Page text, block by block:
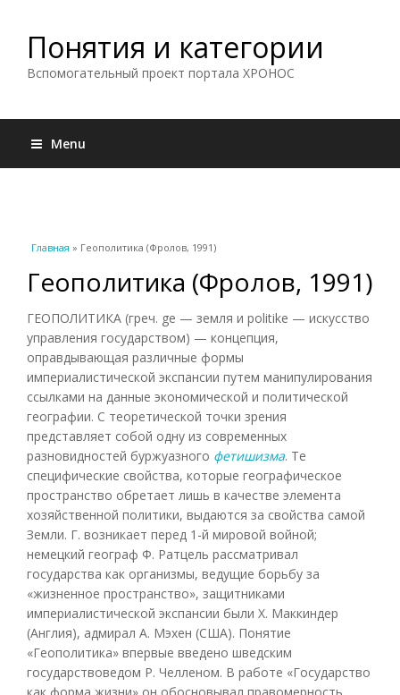
Понятия и категории
Вспомогательный проект портала ХРОНОС
Menu
Вы здесь
Главная » Геополитика (Фролов, 1991)
Геополитика (Фролов, 1991)
ГЕОПОЛИТИКА (греч. ge — земля и politike — искусство
управления государством) — концепция,
оправдывающая различные формы
империалистической экспансии путем манипулирования
ссылками на данные экономической и политической
географии. С теоретической точки зрения
представляет собой одну из современных
разновидностей буржуазного фетишизма. Те
специфические свойства, которые географическое
пространство обретает лишь в качестве элемента
хозяйственной политики, выдаются за свойства самой
Земли. Г. возникает перед 1-й мировой войной;
немецкий географ Ф. Ратцель рассматривал
государства как организмы, ведущие борьбу за
«жизненное пространство», защитниками
империалистической экспансии были X. Маккиндер
(Англия), адмирал А. Мэхен (США). Понятие
«Геополитика» впервые введено шведским
государствоведом Р. Челленом. В работе «Государство
как форма жизни» он обосновывал правомерность